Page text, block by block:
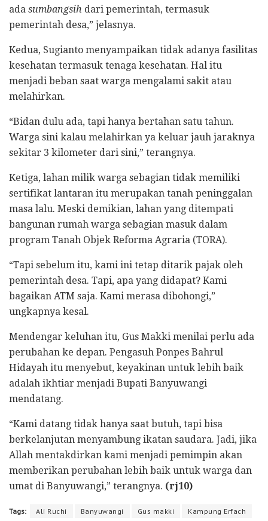
ada sumbangsih dari pemerintah, termasuk
pemerintah desa,” jelasnya.
Kedua, Sugianto menyampaikan tidak adanya fasilitas
kesehatan termasuk tenaga kesehatan. Hal itu
menjadi beban saat warga mengalami sakit atau
melahirkan.
“Bidan dulu ada, tapi hanya bertahan satu tahun.
Warga sini kalau melahirkan ya keluar jauh jaraknya
sekitar 3 kilometer dari sini,” terangnya.
Ketiga, lahan milik warga sebagian tidak memiliki
sertifikat lantaran itu merupakan tanah peninggalan
masa lalu. Meski demikian, lahan yang ditempati
bangunan rumah warga sebagian masuk dalam
program Tanah Objek Reforma Agraria (TORA).
“Tapi sebelum itu, kami ini tetap ditarik pajak oleh
pemerintah desa. Tapi, apa yang didapat? Kami
bagaikan ATM saja. Kami merasa dibohongi,”
ungkapnya kesal.
Mendengar keluhan itu, Gus Makki menilai perlu ada
perubahan ke depan. Pengasuh Ponpes Bahrul
Hidayah itu menyebut, keyakinan untuk lebih baik
adalah ikhtiar menjadi Bupati Banyuwangi
mendatang.
“Kami datang tidak hanya saat butuh, tapi bisa
berkelanjutan menyambung ikatan saudara. Jadi, jika
Allah mentakdirkan kami menjadi pemimpin akan
memberikan perubahan lebih baik untuk warga dan
umat di Banyuwangi,” terangnya. (rj10)
Tags: Ali Ruchi Banyuwangi Gus makki Kampung Erfach